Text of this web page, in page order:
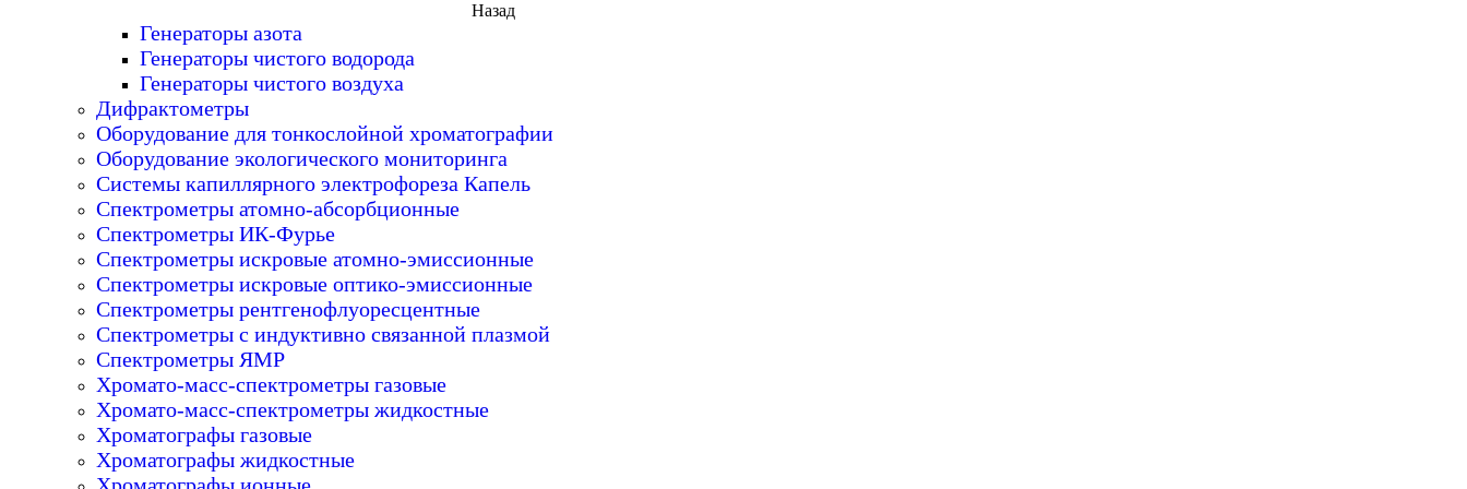
Назад
Генераторы азота
Генераторы чистого водорода
Генераторы чистого воздуха
Дифрактометры
Оборудование для тонкослойной хроматографии
Оборудование экологического мониторинга
Системы капиллярного электрофореза Капель
Спектрометры атомно-абсорбционные
Спектрометры ИК-Фурье
Спектрометры искровые атомно-эмиссионные
Спектрометры искровые оптико-эмиссионные
Спектрометры рентгенофлуоресцентные
Спектрометры с индуктивно связанной плазмой
Спектрометры ЯМР
Хромато-масс-спектрометры газовые
Хромато-масс-спектрометры жидкостные
Хроматографы газовые
Хроматографы жидкостные